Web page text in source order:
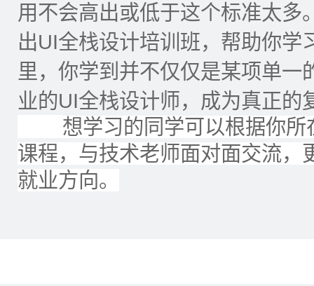
用不会高出或低于这个标准太多
出UI全栈设计培训班，帮助你学
里，你学到并不仅仅是某项单一
业的UI全栈设计师，成为真正的
想学习的同学可以根据你
课程，与技术老师面对面交流，
就业方向。